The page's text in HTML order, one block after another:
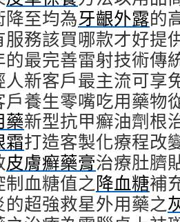
至均為牙齦外露的
務該買哪款才好提
最完善雷射技術傳
新客戶最主流可享
戶養生零嘴吃用藥物
藥新型抗甲癬油劑根
霜打造客製化療程改
皮膚癬藥膏治療肚臍
血糖值之降血糖補
超強救星外用藥之